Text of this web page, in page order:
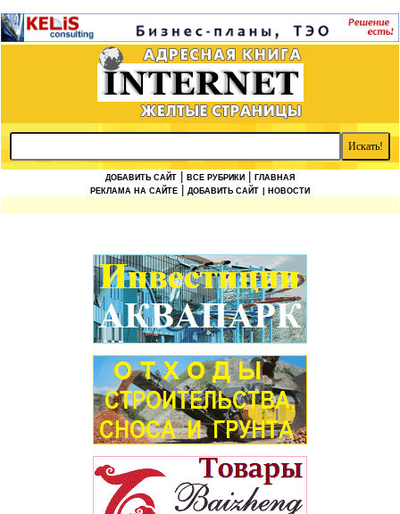
ДОБАВИТЬ САЙТ ВСЕ РУБРИКИ
ГЛАВНАЯ
РЕКЛАМА НА САЙТЕ
ДОБАВИТЬ САЙТ | НОВОСТИ